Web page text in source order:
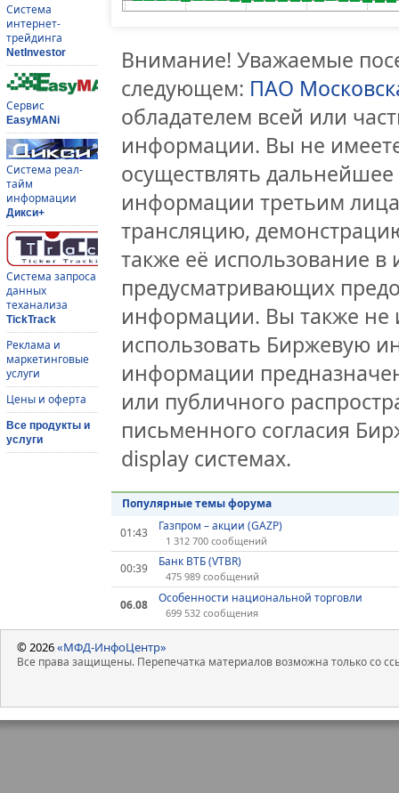
Система
интернет-
трейдинга
NetInvestor
Сервис
EasyMANi
Система реал-
тайм
информации
Дикси+
Система запроса
данных
теханализа
TickTrack
Реклама и
маркетинговые
услуги
Цены и оферта
Все продукты и
услуги
Внимание! Уважаемые
следующем: ПАО
обладателем всей или
информации. Вы не
осуществлять
информации третьим
трансляцию,
также её использование
предусматривающих
информации. Вы также не
использовать Биржевую
информации
или публичного
письменного согласия
display системах.
Популярные темы форума
01:43
Газпром – акции (GAZP)
1 312 700 сообщений
00:39 Банк ВТБ (VTBR)
475 989 сообщений
06.08 Особенности национальной торговли
699 532 сообщения
© 2026«МФД-ИнфоЦентр»
Все права защищены. Перепечатка материалов возможна только со